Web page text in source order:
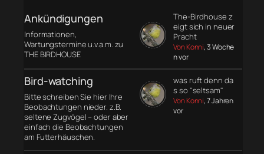
Ankündigungen
Informationen,
Wartungstermine u.v.a.m. zu
THE BIRDHOUSE
The-Birdhouse z
eigt sich in neuer
Pracht
Von Konni, 3 Woche
n vor
Bird-watching
Bitte schreiben Sie hier Ihre
Beobachtungen nieder. z.B.
seltene Zugvögel – oder aber
einfach die Beobachtungen
am Futterhäuschen.
was ruft denn da
s so "seltsam"
Von Konni, 7 Jahren
vor